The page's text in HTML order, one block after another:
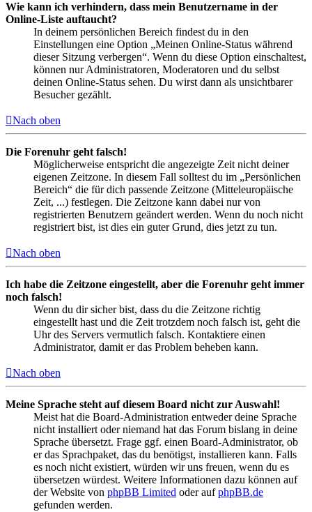
Wie kann ich verhindern, dass mein Benutzername in der
Online-Liste auftaucht?
In deinem persönlichen Bereich findest du in den
Einstellungen eine Option „Meinen Online-Status während
dieser Sitzung verbergen“. Wenn du diese Option einschaltest,
können nur Administratoren, Moderatoren und du selbst
deinen Online-Status sehen. Du wirst dann als unsichtbarer
Besucher gezählt.
Nach oben
Die Forenuhr geht falsch!
Möglicherweise entspricht die angezeigte Zeit nicht deiner
eigenen Zeitzone. In diesem Fall solltest du im „Persönlichen
Bereich“ die für dich passende Zeitzone (Mitteleuropäische
Zeit, ...) festlegen. Die Zeitzone kann dabei nur von
registrierten Benutzern geändert werden. Wenn du noch nicht
registriert bist, ist dies ein guter Grund, dies jetzt zu tun.
Nach oben
Ich habe die Zeitzone eingestellt, aber die Forenuhr geht immer
noch falsch!
Wenn du dir sicher bist, dass du die Zeitzone richtig
eingestellt hast und die Zeit trotzdem noch falsch ist, geht die
Uhr des Servers vermutlich falsch. Kontaktiere einen
Administrator, damit er das Problem beheben kann.
Nach oben
Meine Sprache steht auf diesem Board nicht zur Auswahl!
Meist hat die Board-Administration entweder deine Sprache
nicht installiert oder niemand hat das Forum bislang in deine
Sprache übersetzt. Frage ggf. einen Board-Administrator, ob
er das Sprachpaket, das du benötigst, installieren kann. Falls
es noch nicht existiert, würden wir uns freuen, wenn du es
übersetzen würdest. Weitere Informationen dazu können auf
der Website von phpBB Limited oder aufphpBB.de
gefunden werden.